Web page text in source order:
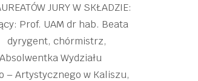
JURY W SKŁADZIE:
Prof. UAM dr hab. Beata
dyrygent, chórmistrz,
Wydziału
– Artystycznego w Kaliszu,